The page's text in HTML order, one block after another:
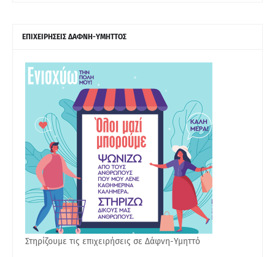
ΕΠΙΧΕΙΡΗΣΕΙΣ ΔΑΦΝΗ-ΥΜΗΤΤΟΣ
Στηρίζουμε τις επιχειρήσεις σε Δάφνη-Υμηττό